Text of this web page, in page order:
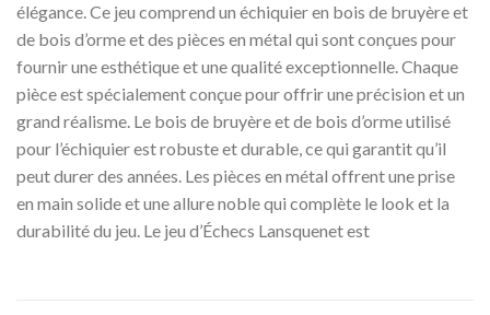
élégance. Ce jeu comprend un échiquier en bois de bruyère et
de bois d’orme et des pièces en métal qui sont conçues pour
fournir une esthétique et une qualité exceptionnelle. Chaque
pièce est spécialement conçue pour offrir une précision et un
grand réalisme. Le bois de bruyère et de bois d’orme utilisé
pour l’échiquier est robuste et durable, ce qui garantit qu’il
peut durer des années. Les pièces en métal offrent une prise
en main solide et une allure noble qui complète le look et la
durabilité du jeu. Le jeu d’Échecs Lansquenet est